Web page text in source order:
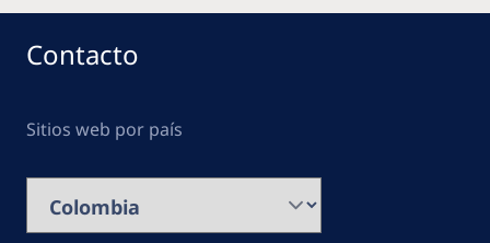
Contacto
Sitios web por país